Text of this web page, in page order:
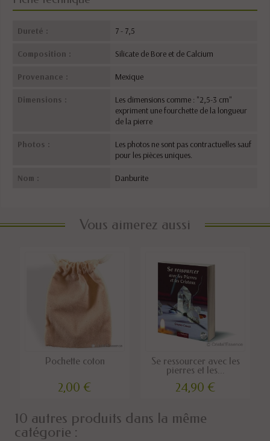
Dureté : 7 - 7,5
Composition : Silicate de Bore et de Calcium
Provenance : Mexique
Dimensions :
Les dimensions comme : "2,5-3 cm"
expriment une fourchette de la longueur
de la pierre
Photos :
Les photos ne sont pas contractuelles sauf
pour les pièces uniques.
Nom : Danburite
Vous aimerez aussi
Pochette coton
2,00 €
Se ressourcer avec les
pierres et les...
24,90 €
10 autres produits dans la même
catégorie :